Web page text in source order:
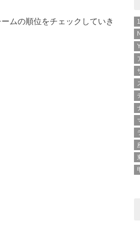
ムの順位をチェックしていき